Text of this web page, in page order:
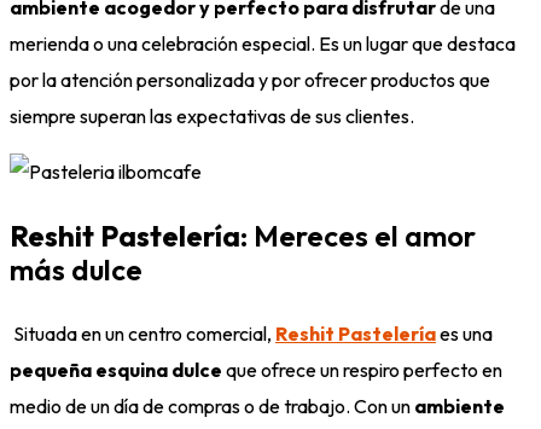
ambiente acogedor y perfecto para disfrutarde una
merienda o una celebración especial. Es un lugar que destaca
por la atención personalizada y por ofrecer productos que
siempre superan las expectativas de sus clientes.
Reshit Pastelería: Mereces el amor
más dulce
Situada en un centro comercial, Reshit Pasteleríaes una
pequeña esquina dulce que ofrece un respiro perfecto en
medio de un día de compras o de trabajo. Con un ambiente